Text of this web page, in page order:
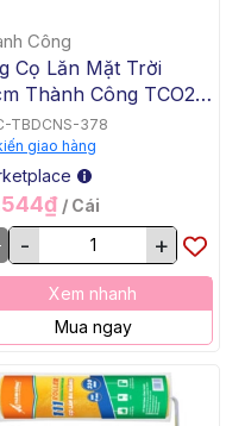
Công
Cọ Lăn Mặt Trời
Thành Công TCO23,
Cái/Thùng
TBDCNS-378
giao hàng
/ Cái
- +
Xem nhanh
Mua ngay